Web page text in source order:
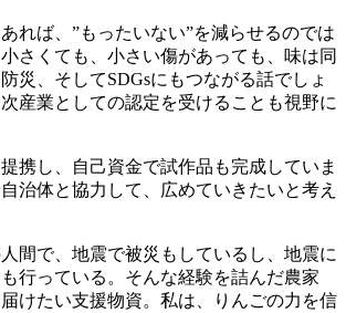
あれば、”もったいない”を減らせるのでは
さくても、小さい傷があっても、味は同
災、そしてSDGsにもつながる話でしょ
産業としての認定を受けることも視野に
携し、自己資金で試作品も完成していま
治体と協力して、広めていきたいと考え
人間で、地震で被災もしているし、地震に
行っている。そんな経験を詰んだ農家
けたい支援物資。私は、りんごの力を信